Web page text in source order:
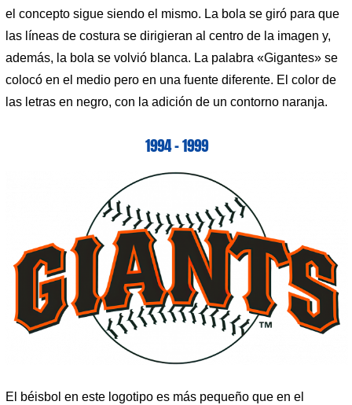
el concepto sigue siendo el mismo. La bola se giró para que
las líneas de costura se dirigieran al centro de la imagen y,
además, la bola se volvió blanca. La palabra «Gigantes» se
colocó en el medio pero en una fuente diferente. El color de
las letras en negro, con la adición de un contorno naranja.
1994 – 1999
El béisbol en este logotipo es más pequeño que en el